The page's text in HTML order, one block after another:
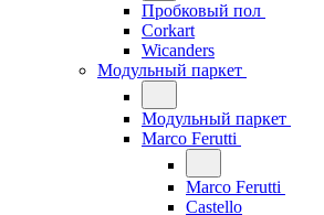
Пробковый пол
Corkart
Wicanders
Модульный паркет
Модульный паркет
Marco Ferutti
Marco Ferutti
Castello